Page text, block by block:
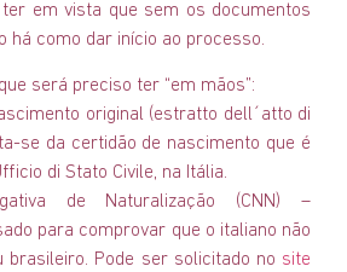
em vista que sem os documentos
há como dar início ao processo.
será preciso ter “em mãos”:
original (estratto dell´atto di
se da certidão de nascimento que é
di Stato Civile, na Itália.
de Naturalização (CNN) –
para comprovar que o italiano não
brasileiro. Pode ser solicitado no site